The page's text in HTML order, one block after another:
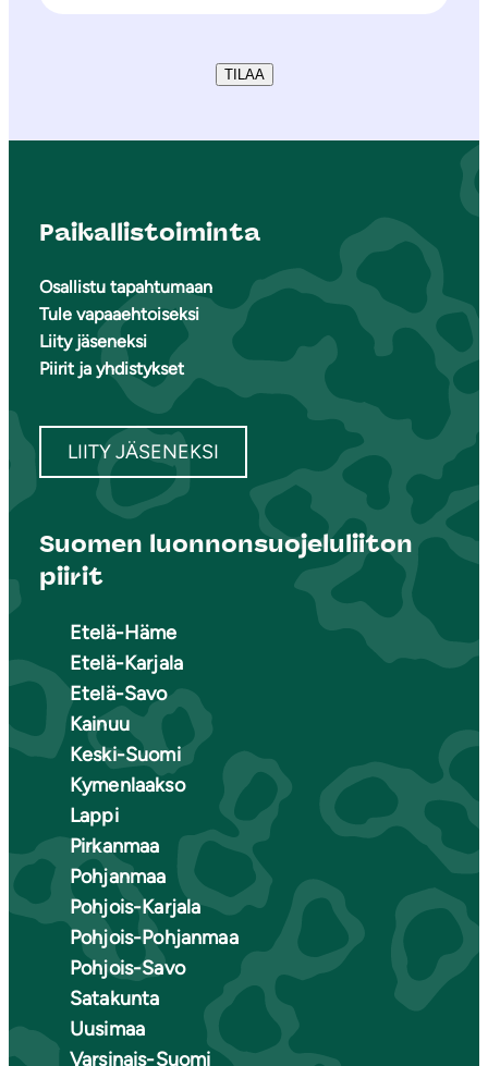
TILAA
Paikallistoiminta
Osallistu tapahtumaan
Tule vapaaehtoiseksi
Liity jäseneksi
Piirit ja yhdistykset
LIITY JÄSENEKSI
Suomen luonnonsuojeluliiton
piirit
Etelä-Häme
Etelä-Karjala
Etelä-Savo
Kainuu
Keski-Suomi
Kymenlaakso
Lappi
Pirkanmaa
Pohjanmaa
Pohjois-Karjala
Pohjois-Pohjanmaa
Pohjois-Savo
Satakunta
Uusimaa
Varsinais-Suomi